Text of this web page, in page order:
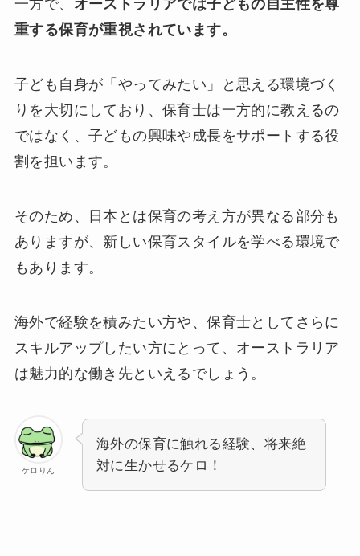
一方で、 オーストラリアでは子どもの自主性を尊
重する保育が重視されています。
子ども自身が「やってみたい」と思える環境づく
りを大切にしており、保育士は一方的に教えるの
ではなく、子どもの興味や成長をサポートする役
割を担います。
そのため、日本とは保育の考え方が異なる部分も
ありますが、新しい保育スタイルを学べる環境で
もあります。
海外で経験を積みたい方や、保育士としてさらに
スキルアップしたい方にとって、オーストラリア
は魅力的な働き先といえるでしょう。
ケロりん
海外の保育に触れる経験、将来絶
対に生かせるケロ！